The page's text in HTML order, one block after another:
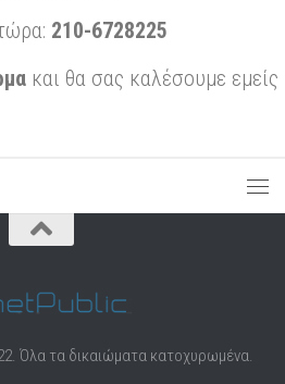
210-6728225
και θα σας καλέσουμε εμείς
Όλα τα δικαιώματα κατοχυρωμένα.